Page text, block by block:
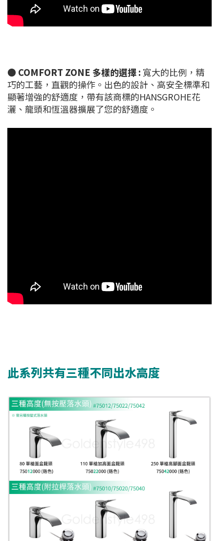
● COMFORT ZONE 多樣的選擇 : 寬大的比例，精
巧的工藝，直觀的操作。出色的設計、高安全標準和
顯著增強的舒適度，帶有該商標的HANSGROHE花
灑、龍頭和恆溫器擴展了您的舒適度。
此系列共有三種不同出水高度